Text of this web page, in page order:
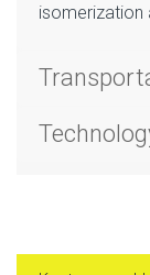
isomerization